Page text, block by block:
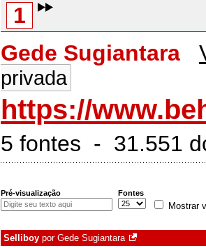
1
Gede Sugiantara
privada
https://
5 fontes - 31.551
Pré-visualização Fontes
Mostrar
Selliboy por Gede Sugiantara